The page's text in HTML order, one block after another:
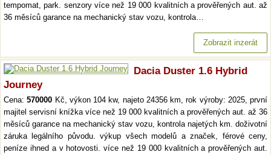
tempomat, park. senzory více než 19 000 kvalitních a prověřených aut. až
36 měsíců garance na mechanický stav vozu, kontrola…
Zobrazit inzerát
Dacia Duster 1.6 Hybrid
Journey
Cena:570000 Kč, výkon 104 kw, najeto 24356 km, rok výroby: 2025, první
majitel servisní knížka více než 19 000 kvalitních a prověřených aut. až 36
měsíců garance na mechanický stav vozu, kontrola najetých km. doživotní
záruka legálního původu. výkup všech modelů a značek, férové ceny,
peníze ihned a v hotovosti. více než 19 000 kvalitních a prověřených aut.